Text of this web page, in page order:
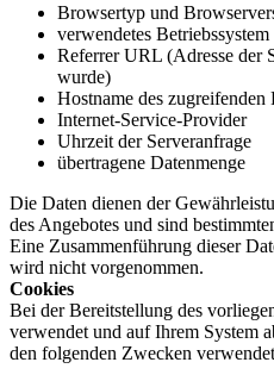
Browsertyp und
verwendetes Betriebssystem
Referrer URL (Adresse der
wurde)
Hostname des zugreifenden
Internet-Service-Provider
Uhrzeit der Serveranfrage
übertragene Datenmenge
Die Daten dienen der
des Angebotes und sind
Eine Zusammenführung dieser
wird nicht vorgenommen.
Cookies
Bei der Bereitstellung des
verwendet und auf Ihrem System
den folgenden Zwecken